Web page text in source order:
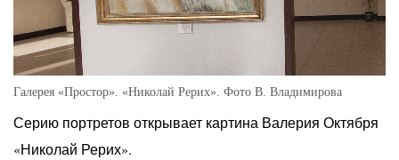
Галерея «Простор». «Николай Рерих». Фото В. Владимирова
Серию портретов открывает картина Валерия Октября
«Николай Рерих».